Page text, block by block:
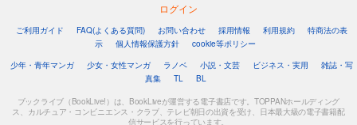
ログイン
ご利用ガイド FAQ(よくある質問) お問い合わせ 採用情報 利用規約
特商法の表
示
個人情報保護方針
cookie等ポリシー
少年・青年マンガ
少女・女性マンガ ラノベ 小説・文芸 ビジネス・実用
雑誌・写
真集
TL BL
ブックライブ（BookLive!）は、BookLiveが運営する電子書店です。TOPPANホールディング
ス、カルチュア・コンビニエンス・クラブ、テレビ朝日の出資を受け、日本最大級の電子書籍配
信サービスを行っています。